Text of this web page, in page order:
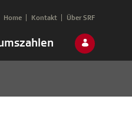
Home Kontakt Über SRF